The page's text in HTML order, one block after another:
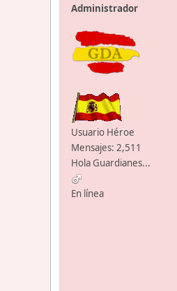
Administrador
Usuario Héroe
Mensajes: 2,511
Hola Guardianes...
En línea